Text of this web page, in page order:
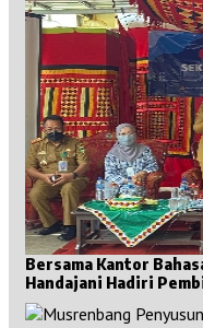
Bersama Kantor
Handajani Hadiri